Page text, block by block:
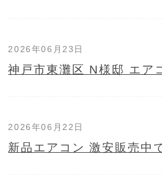
2026年06月23日
神戸市東灘区 N様邸 エア
2026年06月22日
新品エアコン 激安販売中